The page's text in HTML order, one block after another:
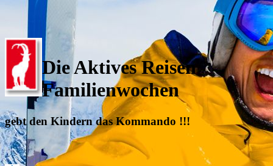
Die Aktives Reisen
Familienwochen
gebt den Kindern das Kommando !!!